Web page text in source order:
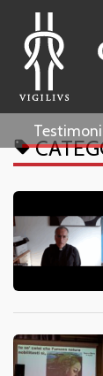
local_offer